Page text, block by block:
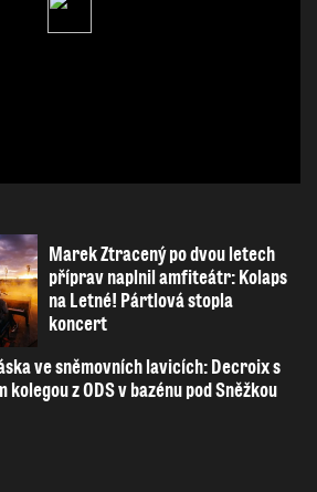
Marek Ztracený po dvou letech
příprav naplnil amfiteátr: Kolaps
na Letné! Pártlová stopla
koncert
ve sněmovních lavicích: Decroix s
kolegou z ODS v bazénu pod Sněžkou